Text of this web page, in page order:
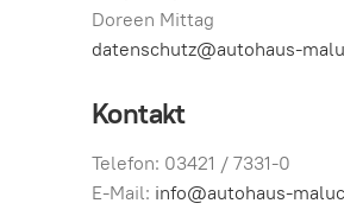
Doreen Mittag
datenschutz@autohaus-
Kontakt
Telefon: 03421 / 7331-0
E-Mail: info@autohaus-